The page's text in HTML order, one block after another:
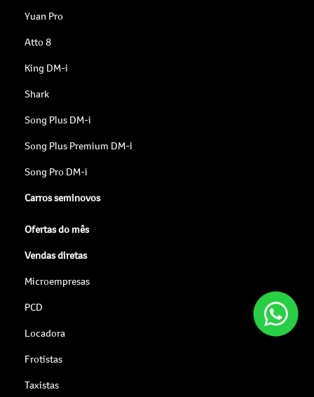
Yuan Pro
Atto 8
King DM-i
Shark
Song Plus DM-i
Song Plus Premium DM-i
Song Pro DM-i
Carros seminovos
Ofertas do mês
Vendas diretas
Microempresas
PCD
Locadora
Frotistas
Taxistas